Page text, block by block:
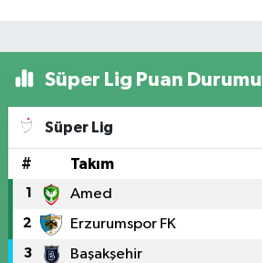
Süper Lig Puan Durumu
Süper Lig
# Takım
1 Amed
2 Erzurumspor FK
3 Başakşehir